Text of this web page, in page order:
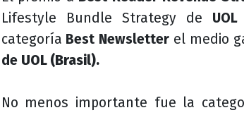
Lifestyle Bundle Strategy de
categoría Best Newsletter el medio
de UOL (Brasil).
No menos importante fue la